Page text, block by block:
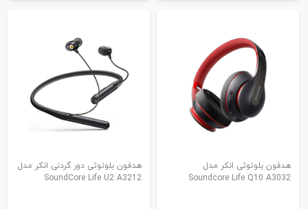
هدفون بلوتوثی انکر مدل
Soundcore Life Q10 A3032
هدفون بلوتوثی دور گردنی انکر مدل
SoundCore Life U2 A3212